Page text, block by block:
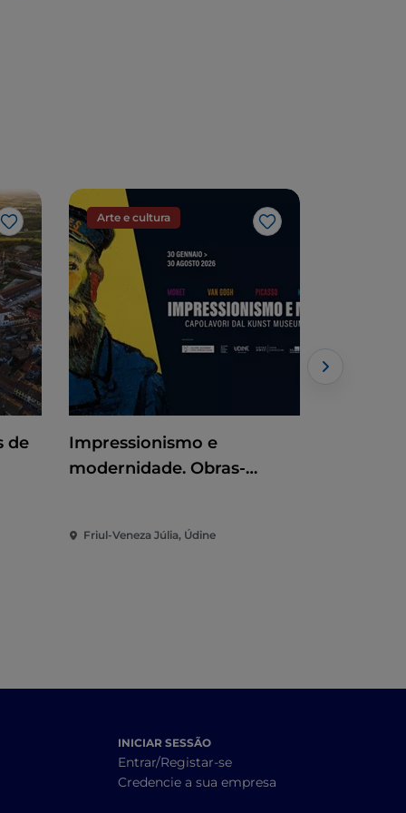
Gosto
de
Arte e cultura
Gosto
Impressionismo e
modernidade. Obras-
Friul-Veneza Júlia, Údine
INICIAR SESSÃO
Entrar/Registar-se
Credencie a sua empresa